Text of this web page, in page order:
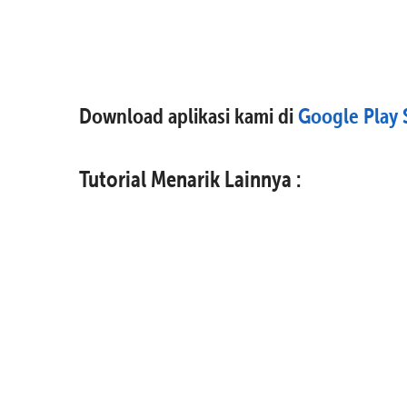
Download aplikasi kami diGoogle Play
Tutorial Menarik Lainnya :